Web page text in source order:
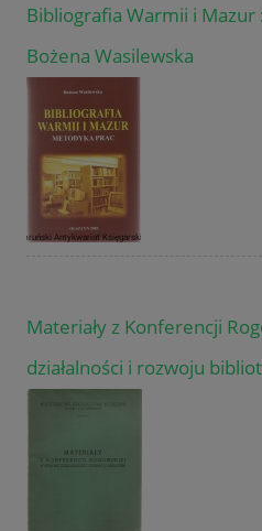
Bibliografia Warmii i
Bożena Wasilewska
Materiały z Konferencji
działalności i rozwoju